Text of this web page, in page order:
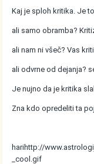
Kaj je sploh kritika. Je
ali samo obramba?
ali nam ni všeč? Vas
ali odvrne od dejanja?
Je nujno da je kritika
Zna kdo opredeliti ta
harihttp://
_cool.gif